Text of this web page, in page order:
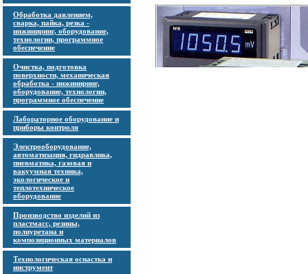
Обработка давлением,
сварка, пайка, резка -
инжиниринг, оборудование,
технологии, программное
обеспечение
Очистка, подготовка
поверхности, механическая
обработка - инжиниринг,
оборудование, технологии,
программное обеспечение
Лабораторное оборудование и
приборы контроля
Электрооборудование,
автоматизация, гидравлика,
пневматика, газовая и
вакуумная техника,
экологическое и
теплотехническое
оборудование
Производство изделий из
пластмасс, резины,
полиуретана и
композиционных материалов
Технологическая оснастка и
инструмент